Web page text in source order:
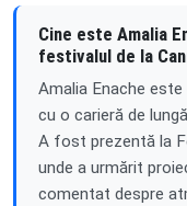
Cine este Amalia
festivalul de la
Amalia Enache
cu o carieră de
A fost prezentă la
unde a urmărit
comentat despre